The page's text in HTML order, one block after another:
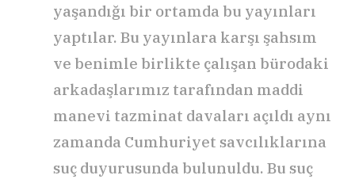
yaşandığı bir ortamda bu yayınları
yaptılar. Bu yayınlara karşı şahsım
ve benimle birlikte çalışan bürodaki
arkadaşlarımız tarafından maddi
manevi tazminat davaları açıldı aynı
zamanda Cumhuriyet savcılıklarına
suç duyurusunda bulunuldu. Bu suç